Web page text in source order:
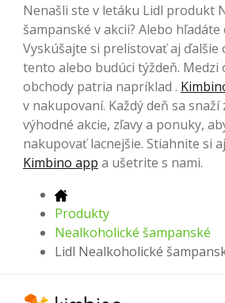
Nenašli ste v letáku Lidl produkt
šampanské v akcii? Alebo hľadáte
Vyskúšajte si prelistovať aj ďalšie
tento alebo budúci týždeň. Medzi
obchody patria napríklad .
v nakupovaní. Každý deň sa
výhodné akcie, zľavy a ponuky,
nakupovať lacnejšie. Stiahnite si
Kimbino app a ušetrite s nami.
Produkty
Nealkoholické šampanské
Lidl Nealkoholické